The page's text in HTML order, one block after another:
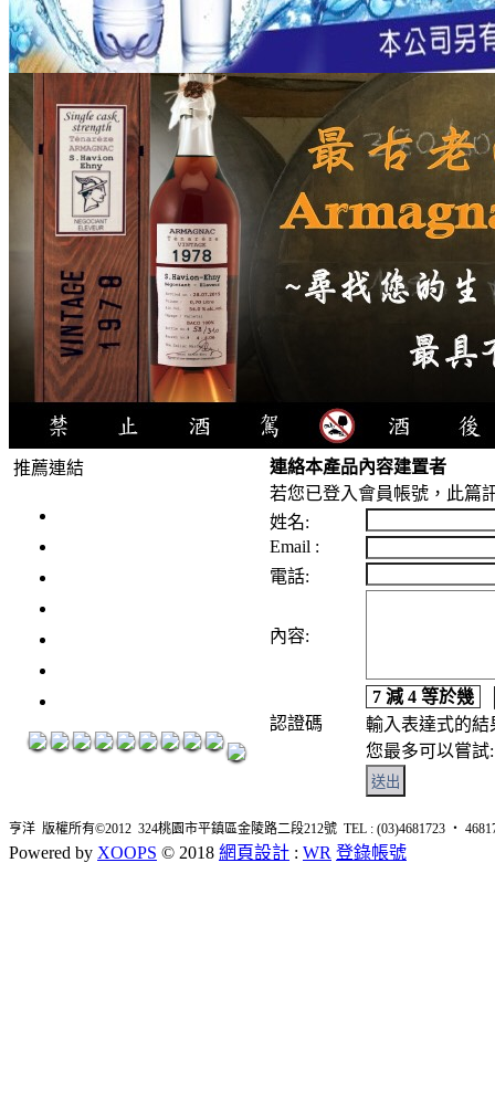
推薦連結
連絡本產品內容建置者
若您已登入會員帳號，此篇
姓名:
Email :
電話:
內容:
認證碼
7 減 4 等於幾
輸入表達式的結
您最多可以嘗試
亨洋 版權所有©2012 324桃園市平鎮區金陵路二段212號 TEL : (03)4681723 ‧
Powered by XOOPS © 2018 網頁設計 : WR 登錄帳號